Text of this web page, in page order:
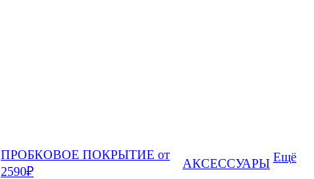
ПРОБКОВОЕ ПОКРЫТИЕ от
2590₽
АКСЕССУАРЫ Ещё